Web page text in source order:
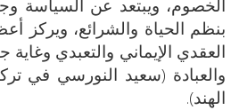
الخصوم، ويبتعد عن السياسة
بنظم الحياة والشرائع، ويركز
العقدي الإيماني والتعبدي
والعبادة (سعيد النورسي في
الهند).